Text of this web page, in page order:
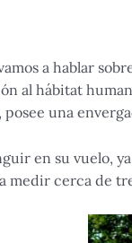
a hablar
al hábitat
posee una
en su vuelo,
medir cerca de